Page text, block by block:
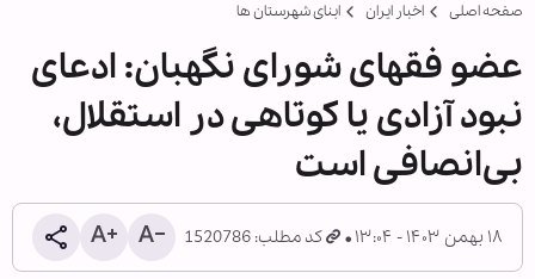
صفحه اصلی اخبار ایران ابنای شهرستان ها
عضو فقهای شورای نگهبان: ادعای
نبود آزادی یا کوتاهی در استقلال،
بی‌انصافی است
۱۸ بهمن ۱۴۰۳ - ۱۳:۰۴ کد مطلب: 1520786